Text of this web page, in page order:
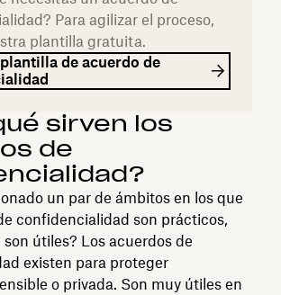
Para agilizar el proceso,
plantilla gratuita.
de acuerdo de
sirven los
de
un par de ámbitos en los que
confidencialidad son prácticos,
útiles? Los acuerdos de
existen para proteger
o privada. Son muy útiles en